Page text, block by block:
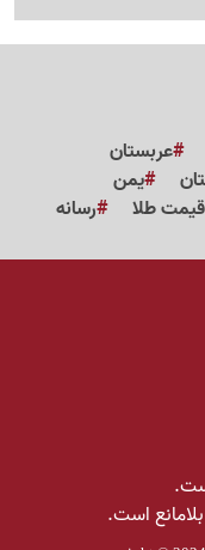
عربستان
یمن
قیمت طلا رسانه
است.